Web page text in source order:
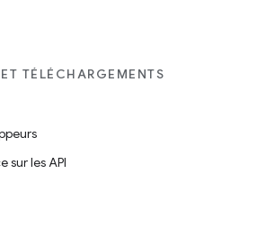
TÉLÉCHARGEMENTS
sur les API